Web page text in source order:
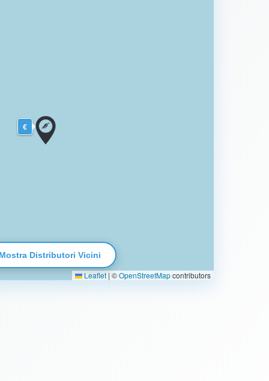
€
Leaflet | ©OpenStreetMapcontributors
Mostra Distributori Vicini